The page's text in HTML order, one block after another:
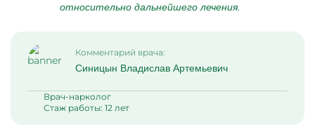
относительно дальнейшего лечения.
Комментарий врача:
Синицын Владислав Артемьевич
Врач-нарколог
Стаж работы: 12 лет